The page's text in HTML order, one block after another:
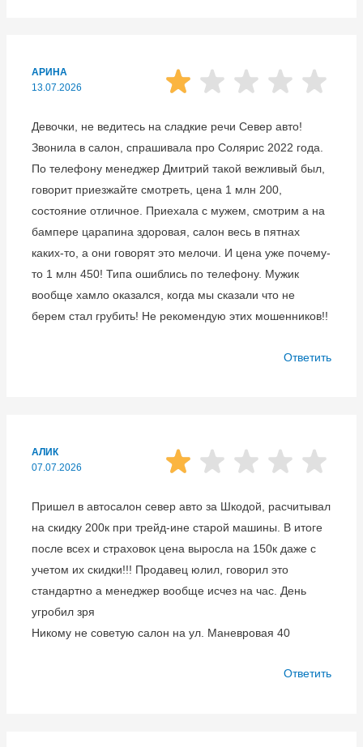
АРИНА
13.07.2026
Девочки, не ведитесь на сладкие речи Север авто!
Звонила в салон, спрашивала про Солярис 2022 года.
По телефону менеджер Дмитрий такой вежливый был,
говорит приезжайте смотреть, цена 1 млн 200,
состояние отличное. Приехала с мужем, смотрим а на
бампере царапина здоровая, салон весь в пятнах
каких-то, а они говорят это мелочи. И цена уже почему-
то 1 млн 450! Типа ошиблись по телефону. Мужик
вообще хамло оказался, когда мы сказали что не
берем стал грубить! Не рекомендую этих мошенников!!
Ответить
АЛИК
07.07.2026
Пришел в автосалон север авто за Шкодой, расчитывал
на скидку 200к при трейд-ине старой машины. В итоге
после всех и страховок цена выросла на 150к даже с
учетом их скидки!!! Продавец юлил, говорил это
стандартно а менеджер вообще исчез на час. День
угробил зря
Никому не советую салон на ул. Маневровая 40
Ответить